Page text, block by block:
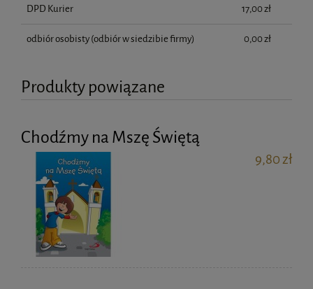
DPD Kurier 17,00 zł
odbiór osobisty(odbiór w siedzibie firmy) 0,00 zł
Produkty powiązane
Chodźmy na Mszę Świętą
9,80 zł